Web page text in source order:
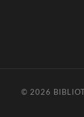
© 2026